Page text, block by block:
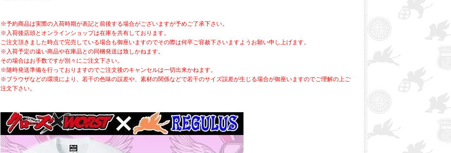
※予約商品は実際の入荷時期が表記と前後する場合がございますが予めご了承下さい。
※入荷後店頭とオンラインショップは在庫を共有しております。
ご注文頂きました時点で完売している場合も御座いますのでその際は何卒ご容赦下さいますようお願い申し上げます。
※入荷予定の遠い商品や在庫品との同梱発送は致しかねます。
その場合はお手数ですが別々にご注文下さい。
※随時発送準備を行っておりますのでご注文後のキャンセルは一切出来かねます。
※ブラウザなどの環境により、若干の色味の誤差や、素材の関係などで若干のサイズ誤差が生じる場合が御座いますのでご理解の上ご
注文下さい。